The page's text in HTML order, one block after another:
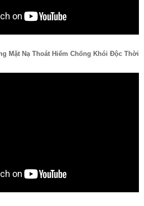
Mặt Nạ Thoát Hiểm Chống Khói Độc Thời